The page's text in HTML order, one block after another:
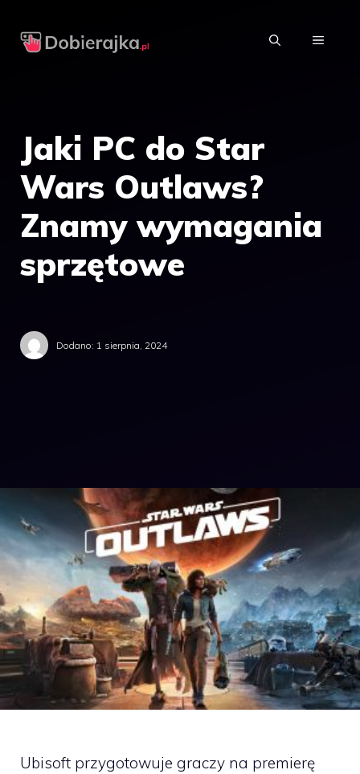
MENU
Jaki PC do Star
Wars Outlaws?
Znamy wymagania
sprzętowe
Dodano: 1 sierpnia, 2024
Ubisoft przygotowuje graczy na premierę